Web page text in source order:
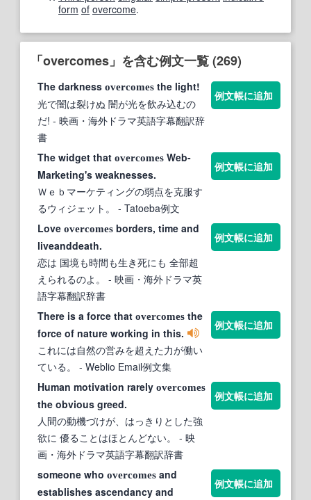
form of overcome.
「overcomes」を含む例文一覧 (269)
The darkness overcomes the light!
光で闇は裂けぬ 闇が光を飲み込むの
だ! - 映画・海外ドラマ英語字幕翻訳辞
書
例文帳に追加
The widget that overcomes Web-
Marketing's weaknesses.
Ｗｅｂマーケティングの弱点を克服す
るウィジェット。
- Tatoeba例文
例文帳に追加
Love overcomes borders, time and
liveanddeath.
恋は 国境も時間も生き死にも 全部超
えられるのよ。
- 映画・海外ドラマ英
語字幕翻訳辞書
例文帳に追加
There is a force that overcomes the
force of nature working in this.
これには自然の営みを超えた力が働い
ている。
- Weblio Email例文集
例文帳に追加
Human motivation rarely overcomes
the obvious greed.
人間の動機づけが、はっきりとした強
欲に 優ることはほとんどない。
- 映
画・海外ドラマ英語字幕翻訳辞書
例文帳に追加
someone who overcomes and
establishes ascendancy and
例文帳に追加